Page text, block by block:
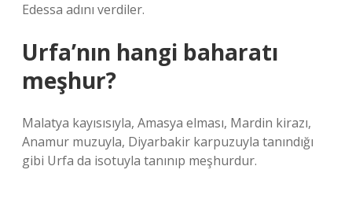
Edessa adını verdiler.
Urfa’nın hangi baharatı
meşhur?
Malatya kayısısıyla, Amasya elması, Mardin kirazı,
Anamur muzuyla, Diyarbakir karpuzuyla tanındığı
gibi Urfa da isotuyla tanınıp meşhurdur.